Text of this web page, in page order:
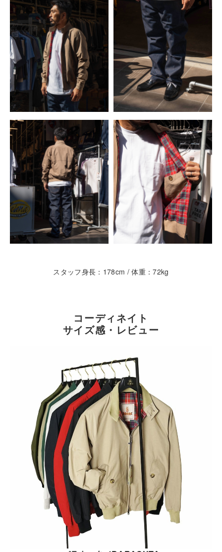
スタッフ身長：178cm / 体重：72kg
コーディネイト
サイズ感・レビュー